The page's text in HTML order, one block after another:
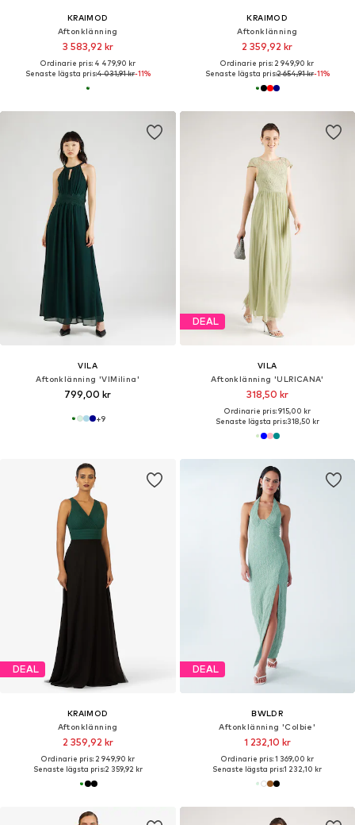
KRAIMOD
Aftonklänning
3 583,92 kr
Ordinarie pris: 4 479,90 kr
Senaste lägsta pris:4 031,91 kr-11%
KRAIMOD
Aftonklänning
2 359,92 kr
Ordinarie pris: 2 949,90 kr
Senaste lägsta pris:2 654,91 kr-11%
VILA
Aftonklänning 'VIMilina'
799,00 kr
+9
DEAL
VILA
Aftonklänning 'ULRICANA'
318,50 kr
Ordinarie pris: 915,00 kr
Senaste lägsta pris:318,50 kr
DEAL
KRAIMOD
Aftonklänning
2 359,92 kr
Ordinarie pris: 2 949,90 kr
Senaste lägsta pris:2 359,92 kr
DEAL
BWLDR
Aftonklänning 'Colbie'
1 232,10 kr
Ordinarie pris: 1 369,00 kr
Senaste lägsta pris:1 232,10 kr